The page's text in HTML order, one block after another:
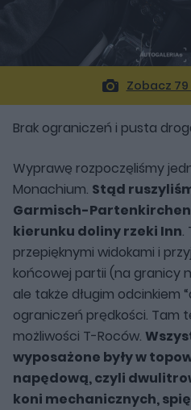
Zobacz
Brak ograniczeń i pusta
Wyprawę rozpoczęliśmy
Monachium. Stąd
Garmisch-Partenkirchen
kierunku doliny rzeki Inn.
przepięknymi widokami i
końcowej partii (na granicy
ale także długim odcinkiem
ograniczeń prędkości. Tam
możliwości T-Roców.
wyposażone były w
napędową, czyli
koni mechanicznych,